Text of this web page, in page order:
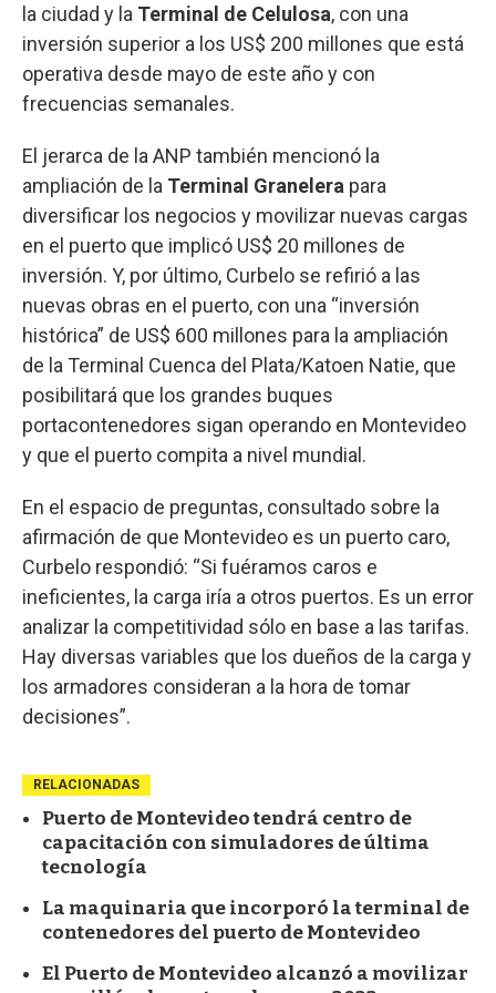
la ciudad y la Terminal de Celulosa, con una
inversión superior a los US$ 200 millones que está
operativa desde mayo de este año y con
frecuencias semanales.
El jerarca de la ANP también mencionó la
ampliación de la Terminal Granelera para
diversificar los negocios y movilizar nuevas cargas
en el puerto que implicó US$ 20 millones de
inversión. Y, por último, Curbelo se refirió a las
nuevas obras en el puerto, con una “inversión
histórica” de US$ 600 millones para la ampliación
de la Terminal Cuenca del Plata/Katoen Natie, que
posibilitará que los grandes buques
portacontenedores sigan operando en Montevideo
y que el puerto compita a nivel mundial.
En el espacio de preguntas, consultado sobre la
afirmación de que Montevideo es un puerto caro,
Curbelo respondió: “Si fuéramos caros e
ineficientes, la carga iría a otros puertos. Es un error
analizar la competitividad sólo en base a las tarifas.
Hay diversas variables que los dueños de la carga y
los armadores consideran a la hora de tomar
decisiones”.
RELACIONADAS
Puerto de Montevideo tendrá centro de
capacitación con simuladores de última
tecnología
La maquinaria que incorporó la terminal de
contenedores del puerto de Montevideo
El Puerto de Montevideo alcanzó a movilizar